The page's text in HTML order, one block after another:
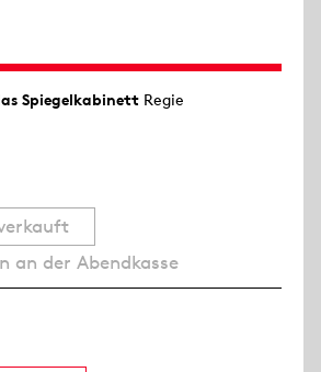
Spiegelkabinett Regie
an der Abendkasse